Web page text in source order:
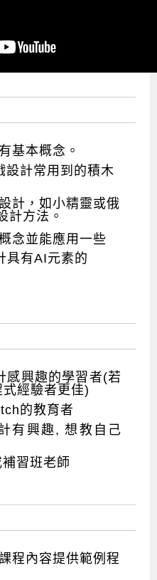
基本概念。
計常用到的積木
計，如小精靈或俄
計方法。
念並能應用一些
具有AI元素的
感興趣的學習者(若
經驗者更佳)
的教育者
有興趣, 想教自己
習班老師
程內容提供範例程